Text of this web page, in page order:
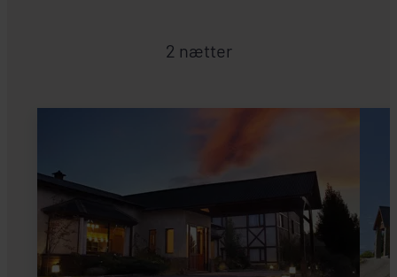
2 nætter